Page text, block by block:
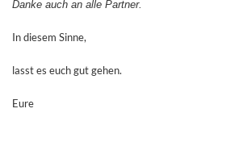
Danke auch an alle Partner.
In diesem Sinne,
lasst es euch gut gehen.
Eure